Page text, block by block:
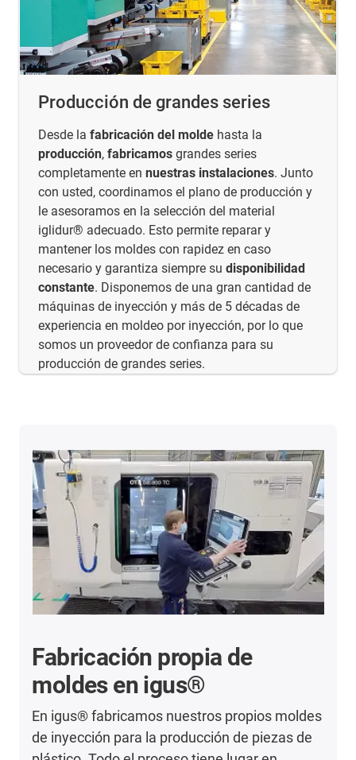
Producción de grandes series
Desde la fabricación del molde hasta la
producción, fabricamos grandes series
completamente en nuestras instalaciones. Junto
con usted, coordinamos el plano de producción y
le asesoramos en la selección del material
iglidur® adecuado. Esto permite reparar y
mantener los moldes con rapidez en caso
necesario y garantiza siempre su disponibilidad
constante. Disponemos de una gran cantidad de
máquinas de inyección y más de 5 décadas de
experiencia en moldeo por inyección, por lo que
somos un proveedor de confianza para su
producción de grandes series.
Fabricación propia de
moldes en igus®
En igus® fabricamos nuestros propios moldes
de inyección para la producción de piezas de